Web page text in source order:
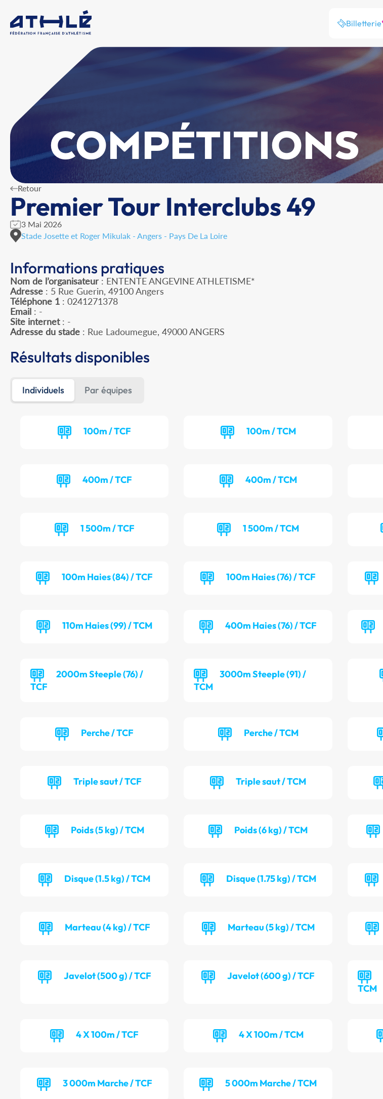
Billetterie
COMPÉTITIONS
Retour
Premier Tour Interclubs 49
3 Mai 2026
Stade Josette et Roger Mikulak - Angers - Pays De La Loire
Informations pratiques
Nom de l’organisateur : ENTENTE ANGEVINE ATHLETISME*
Adresse : 5 Rue Guerin, 49100 Angers
Téléphone 1 : 0241271378
Email : -
Site internet: -
Adresse du stade : Rue Ladoumegue, 49000 ANGERS
Résultats disponibles
Individuels Par équipes
100m / TCF 100m / TCM
400m / TCF 400m / TCM
1 500m / TCF 1 500m / TCM
100m Haies (84) / TCF 100m Haies (76) / TCF
110m Haies (99) / TCM 400m Haies (76) / TCF
2000m Steeple (76) /
TCF
3000m Steeple (91) /
TCM
Perche / TCF Perche / TCM
Triple saut / TCF Triple saut / TCM
Poids (5 kg) / TCM Poids (6 kg) / TCM
Disque (1.5 kg) / TCM Disque (1.75 kg) / TCM
Marteau (4 kg) / TCF Marteau (5 kg) / TCM
Javelot (500 g) / TCF Javelot (600 g) / TCF
TCM
4 X 100m / TCF 4 X 100m / TCM
3 000m Marche / TCF 5 000m Marche / TCM